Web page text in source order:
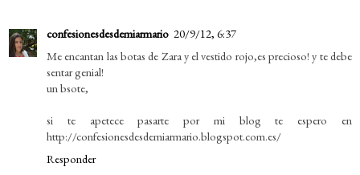
confesionesdesdemiarmario 20/9/12, 6:37
Me encantan las botas de Zara y el vestido rojo,es precioso! y te debe
sentar genial!
un bsote,
si te apetece pasarte por mi blog te espero en
http://confesionesdesdemiarmario.blogspot.com.es/
Responder